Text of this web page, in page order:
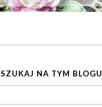
SZUKAJ NA TYM BLOGU